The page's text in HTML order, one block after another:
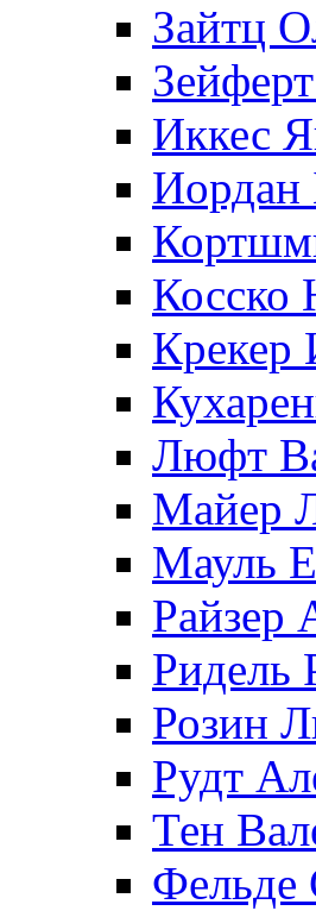
Зайтц
Иккес
Иордан
Косско
Крекер
Люфт
Майер
Мауль
Райзер
Ридель
Розин
Рудт
Тен
Фельде